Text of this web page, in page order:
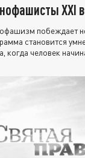
XXI
побеждает
становится
когда человек